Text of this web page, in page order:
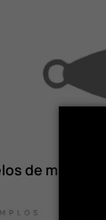
de micro jigs.